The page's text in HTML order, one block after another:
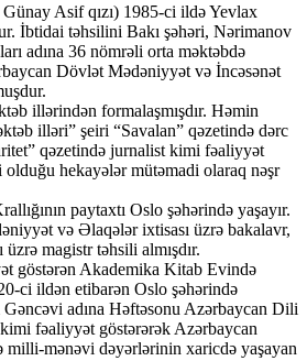
Asif qızı) 1985-ci ildə Yevlax
İbtidai təhsilini Bakı şəhəri, Nərimanov
adına 36 nömrəli orta məktəbdə
Dövlət Mədəniyyət və İncəsənət
illərindən formalaşmışdır. Həmin
illəri” şeiri “Savalan” qəzetində dərc
qəzetində jurnalist kimi fəaliyyət
hekayələr mütəmadi olaraq nəşr
paytaxtı Oslo şəhərində yaşayır.
və Əlaqələr ixtisası üzrə bakalavr,
magistr təhsili almışdır.
göstərən Akademika Kitab Evində
ci ildən etibarən Oslo şəhərində
adına Həftəsonu Azərbaycan Dili
fəaliyyət göstərərək Azərbaycan
mənəvi dəyərlərinin xaricdə yaşayan